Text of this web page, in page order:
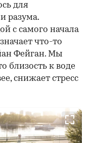
для
разума.
с самого начала
что-то
Фейган. Мы
близость к воде
снижает стресс